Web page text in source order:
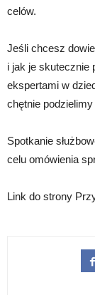
celów.
Jeśli chcesz
i jak je skutecznie
ekspertami w
chętnie
Spotkanie
celu omówienia
Link do strony